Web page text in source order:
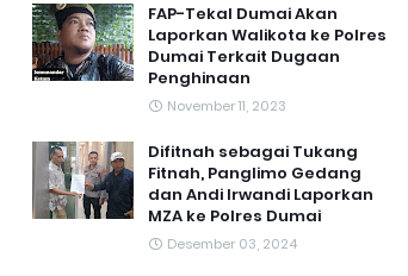
FAP-Tekal Dumai Akan
Laporkan Walikota ke Polres
Dumai Terkait Dugaan
Penghinaan
November 11, 2023
Difitnah sebagai Tukang
Fitnah, Panglimo Gedang
dan Andi Irwandi Laporkan
MZA ke Polres Dumai
Desember 03, 2024